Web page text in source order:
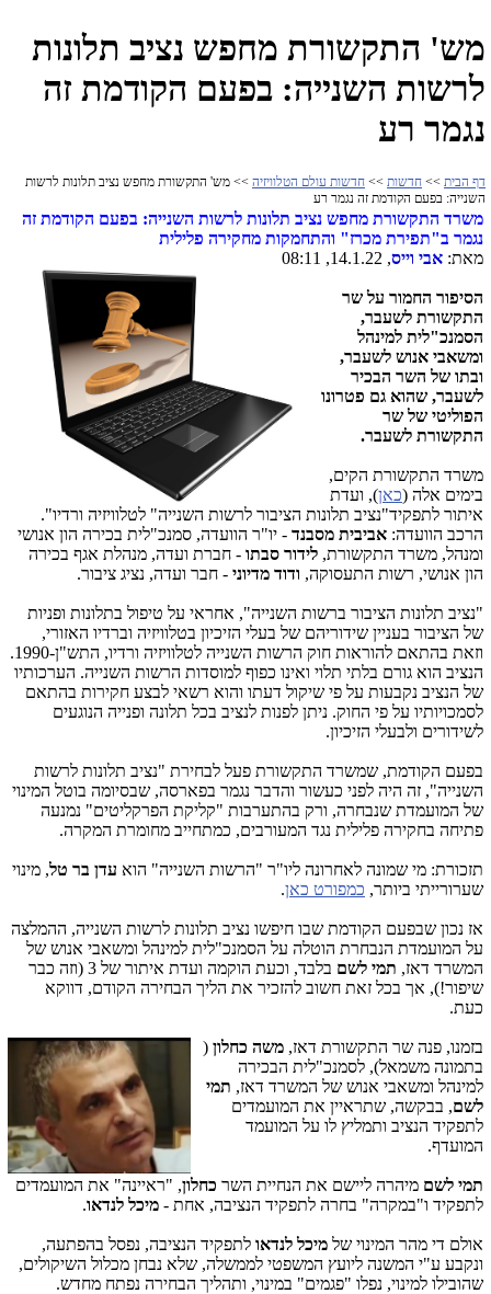
מש' התקשורת מחפש נציב תלונות
לרשות השנייה: בפעם הקודמת זה
נגמר רע
דף הבית >> חדשות >> חדשות עולם הטלוויזיה >> מש' התקשורת מחפש נציב תלונות לרשות
השנייה: בפעם הקודמת זה נגמר רע
משרד התקשורת מחפש נציב תלונות לרשות השנייה: בפעם הקודמת זה
נגמר ב"תפירת מכרז" והתחמקות מחקירה פלילית
מאת: אבי וייס, 14.1.22, 08:11
הסיפור החמור על שר
התקשורת לשעבר,
הסמנכ"לית למינהל
ומשאבי אנוש לשעבר,
ובתו של השר הבכיר
לשעבר, שהוא גם פטרונו
הפוליטי של שר
התקשורת לשעבר.
משרד התקשורת הקים,
בימים אלה (כאן), ועדת
איתור לתפקיד"נציב תלונות הציבור לרשות השנייה" לטלוויזיה ורדיו".
הרכב הוועדה: אביבית מסבנד - יו"ר הוועדה, סמנכ"לית בכירה הון אנושי
ומנהל, משרד התקשורת, לידור סבתו - חברת ועדה, מנהלת אגף בכירה
הון אנושי, רשות התעסוקה, ודוד מדיוני - חבר ועדה, נציג ציבור.
"נציב תלונות הציבור ברשות השנייה", אחראי על טיפול בתלונות ופניות
של הציבור בעניין שידוריהם של בעלי הזיכיון בטלוויזיה וברדיו האזורי,
וזאת בהתאם להוראות חוק הרשות השנייה לטלוויזיה ורדיו, התש"ן-1990.
הנציב הוא גורם בלתי תלוי ואינו כפוף למוסדות הרשות השנייה. הערכותיו
של הנציב נקבעות על פי שיקול דעתו והוא רשאי לבצע חקירות בהתאם
לסמכויותיו על פי החוק. ניתן לפנות לנציב בכל תלונה ופנייה הנוגעים
לשידורים ולבעלי הזיכיון.
בפעם הקודמת, שמשרד התקשורת פעל לבחירת "נציב תלונות לרשות
השנייה", זה היה לפני כעשור והדבר נגמר בפארסה, שבסיומה בוטל המינוי
של המועמדת שנבחרה, ורק בהתערבות "קליקת הפרקליטים" נמנעה
פתיחה בחקירה פלילית נגד המעורבים, כמתחייב מחומרת המקרה.
תזכורת: מי שמונה לאחרונה ליו"ר "הרשות השנייה" הוא עדן בר טל, מינוי
שערורייתי ביותר, כמפורט כאן.
אז נכון שבפעם הקודמת שבו חיפשו נציב תלונות לרשות השנייה, ההמלצה
על המועמדת הנבחרת הוטלה על הסמנכ"לית למינהל ומשאבי אנוש של
המשרד דאז, תמי לשם
בלבד, וכעת הוקמה ועדת איתור של 3 (וזה כבר
שיפור!), אך בכל זאת חשוב להזכיר את הליך הבחירה הקודם, דווקא
כעת.
בזמנו, פנה שר התקשורת דאז, משה כחלון (
בתמונה משמאל), לסמנכ"לית הבכירה
למינהל ומשאבי אנוש של המשרד דאז, תמי
לשם, בבקשה, שתראיין את המועמדים
לתפקיד הנציב ותמליץ לו על המועמד
המועדף.
תמי לשם מיהרה ליישם את הנחיית השר כחלון, "ראיינה" את המועמדים
לתפקיד ו"במקרה" בחרה לתפקיד הנציבה, אחת - מיכל לנדאו.
אולם די מהר המינוי של מיכל לנדאו לתפקיד הנציבה, נפסל בהפתעה,
ונקבע ע"י המשנה ליועץ המשפטי לממשלה, שלא נבחן מכלול השיקולים,
שהובילו למינוי, נפלו "פגמים" במינוי, ותהליך הבחירה נפתח מחדש.